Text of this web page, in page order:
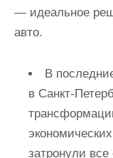
— идеальное
авто.
В
в Санкт-
затронули